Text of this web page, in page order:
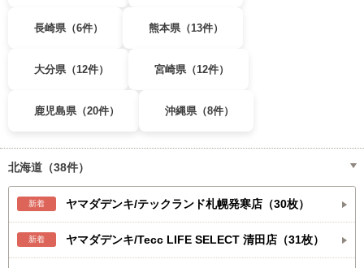
長崎県（6件） 熊本県（13件）
大分県（12件） 宮崎県（12件）
鹿児島県（20件） 沖縄県（8件）
北海道（38件）
新着 ヤマダデンキ/テックランド札幌発寒店（30枚）
新着 ヤマダデンキ/Tecc LIFE SELECT 清田店（31枚）